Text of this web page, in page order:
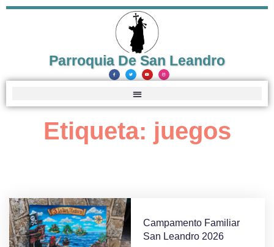
Parroquia De San Leandro
Etiqueta: juegos
Campamento Familiar
San Leandro 2026